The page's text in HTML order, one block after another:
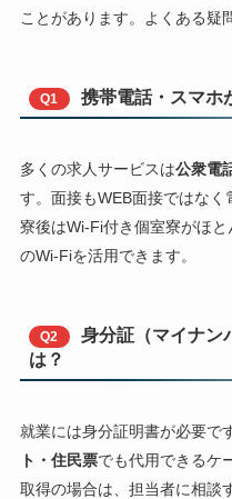
ことがあります。よくある疑
Q1 携帯電話・スマホ
多くの求人サービスは公衆電
す。面接もWEB面接ではな
寮後はWi-Fi付き個室寮がほ
のWi-Fiを活用できます。
Q2
身分証（マイナン
は？
就業には身分証明書が必要で
ト・住民票でも代用できるケ
取得の場合は、担当者に相談